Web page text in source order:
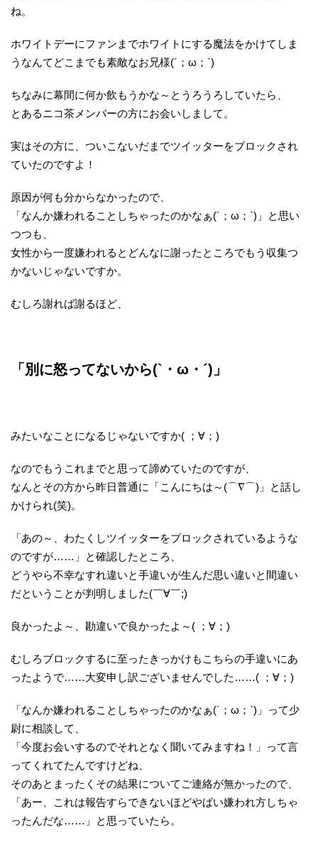
ね。
ホワイトデーにファンまでホワイトにする魔法をかけてしま
うなんてどこまでも素敵なお兄様(´；ω；`)
ちなみに幕間に何か飲もうかな～とうろうろしていたら、
とあるニコ茶メンバーの方にお会いしまして。
実はその方に、ついこないだまでツイッターをブロックされ
ていたのですよ！
原因が何も分からなかったので、
「なんか嫌われることしちゃったのかなぁ(´；ω；`)」と思い
つつも、
女性から一度嫌われるとどんなに謝ったところでもう収集つ
かないじゃないですか。
むしろ謝れば謝るほど、
「別に怒ってないから(`・ω・´)」
みたいなことになるじゃないですか( ；∀；)
なのでもうこれまでと思って諦めていたのですが、
なんとその方から昨日普通に「こんにちは～(⌒∇⌒)」と話し
かけられ(笑)。
「あの～、わたくしツイッターをブロックされているような
のですが……」と確認したところ、
どうやら不幸なすれ違いと手違いが生んだ思い違いと間違い
だということが判明しました(￣∀￣;)
良かったよ～、勘違いで良かったよ～( ；∀；)
むしろブロックするに至ったきっかけもこちらの手違いにあ
ったようで……大変申し訳ございませんでした……( ；∀；)
「なんか嫌われることしちゃったのかなぁ(´；ω；`)」って少
尉に相談して、
「今度お会いするのでそれとなく聞いてみますね！」って言
ってくれてたんですけどね、
そのあとまったくその結果についてご連絡が無かったので、
「あー、これは報告すらできないほどやばい嫌われ方しちゃ
ったんだな……」と思っていたら。